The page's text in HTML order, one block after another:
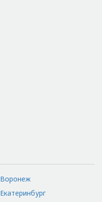
Воронеж
Екатеринбург